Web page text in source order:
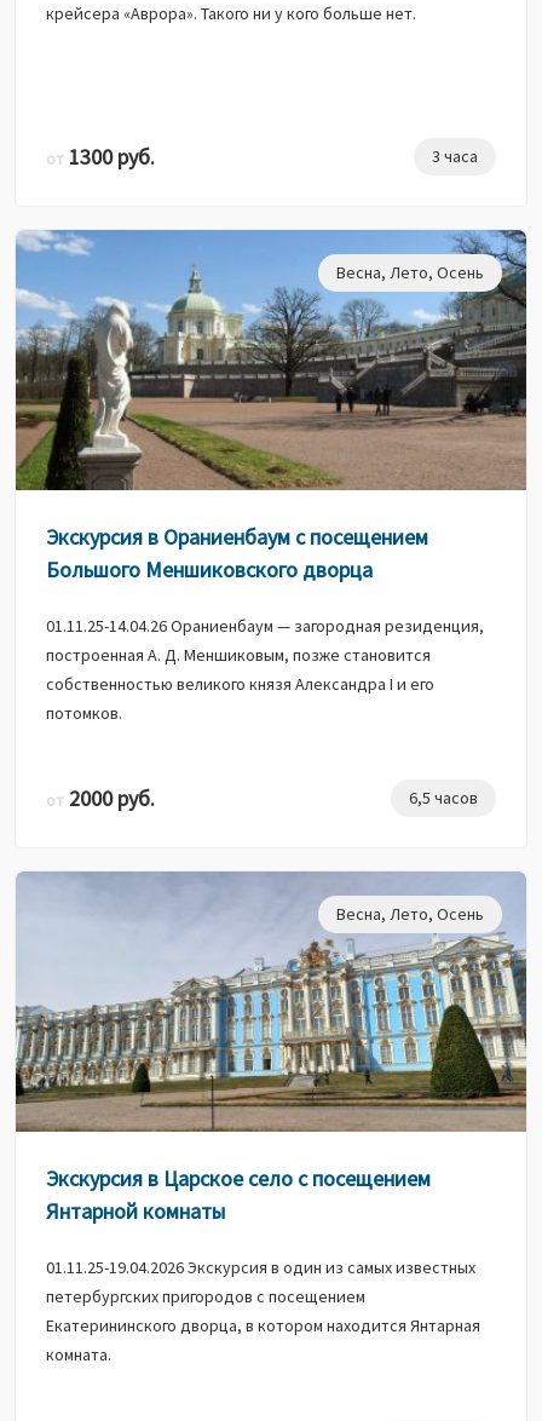
крейсера «Аврора». Такого ни у кого больше нет.
от 1300 руб. 3 часа
Весна, Лето, Осень
Экскурсия в Ораниенбаум с посещением
Большого Меншиковского дворца
01.11.25-14.04.26 Ораниенбаум — загородная резиденция,
построенная А. Д. Меншиковым, позже становится
собственностью великого князя Александра I и его
потомков.
от 2000 руб. 6,5 часов
Весна, Лето, Осень
Экскурсия в Царское село с посещением
Янтарной комнаты
01.11.25-19.04.2026 Экскурсия в один из самых известных
петербургских пригородов с посещением
Екатерининского дворца, в котором находится Янтарная
комната.